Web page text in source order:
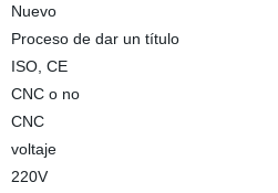
Nuevo
Proceso de dar un título
ISO, CE
CNC o no
CNC
voltaje
220V